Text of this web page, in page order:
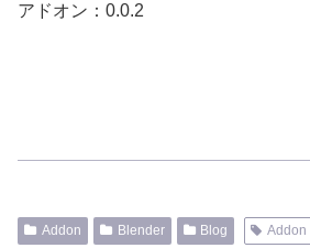
アドオン：0.0.2
Addon Blender Blog Addon